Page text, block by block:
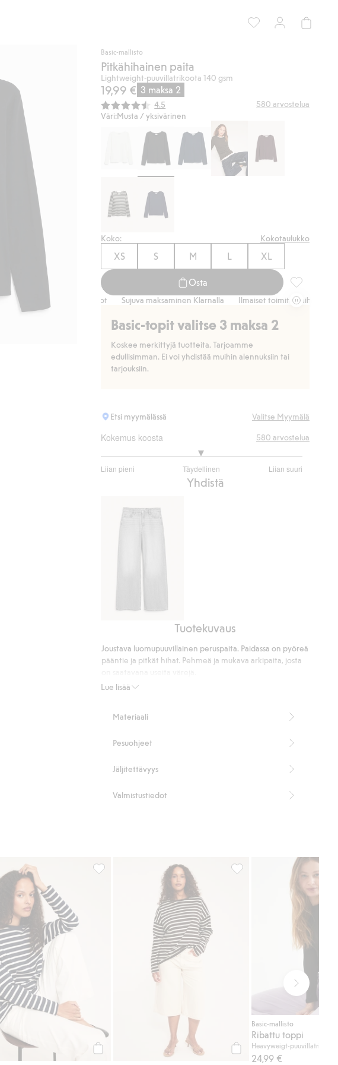
Basic-mallisto
Pitkähihainen paita
Lightweight-puuvillatrikoota 140 gsm
19,99 € 3 maksa 2
Keskimääräinen luokitus:
4.5 580 arvostelua
Väri:Musta / yksivärinen
Koko: Kokotaulukko
XS S M L XL
Osta
toimitusvaihtoehdot Sujuva maksaminen Klarnalla Ilmaiset toimitusvaihtoehdot
Basic-topit valitse 3 maksa 2
Koskee merkittyjä tuotteita. Tarjoamme
edullisimman. Ei voi yhdistää muihin alennuksiin tai
tarjouksiin.
Etsi myymälässä Valitse Myymälä
Kokemus koosta
Liian pieni Täydellinen Liian suuri
/
ääneen
580 arvostelua
Yhdistä
high
Tuotekuvaus
Lue lisää
Joustava luomupuuvillainen peruspaita. Paidassa on pyöreä
pääntie ja pitkät hihat. Pehmeä ja mukava arkipaita, josta
Koon S pituus 62 cm
Cotton in conversion -ohjelman luomupuuvilla – GOTS
Materiaali
Pesuohjeet
Jäljitettävyys
Valmistustiedot
ribbipaita, Lisää suosikkeihinRaidallinen paita, Lisää suosikkeihin Raidallinen paita, Lisää
Basic-mallisto
Ribattu toppi
Heavyweigt-
24,99 €